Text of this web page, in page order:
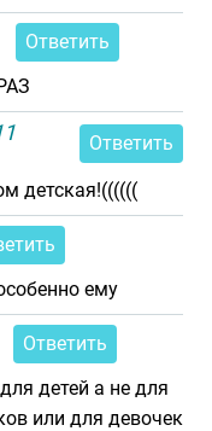
Ответить
Ответить
детская!((((((
ему
Ответить
детей а не для
или для девочек